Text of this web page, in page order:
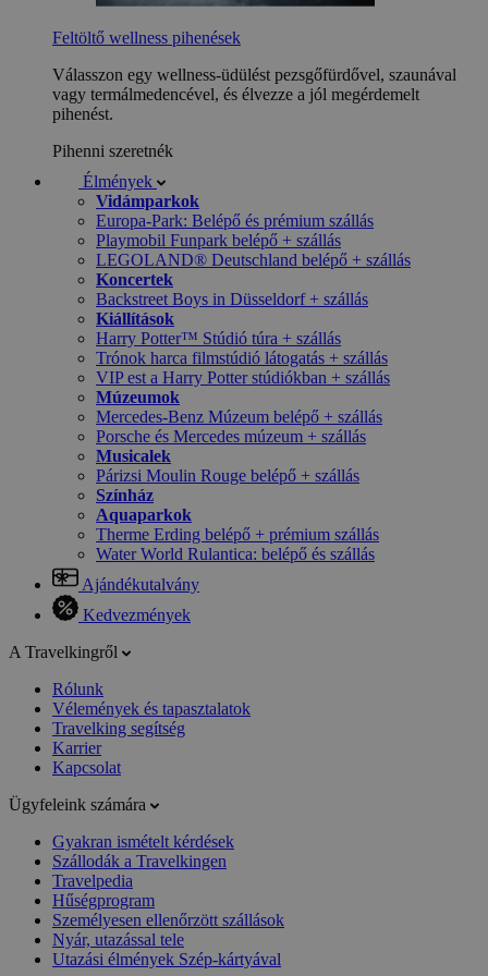
Feltöltő wellness pihenések
Válasszon egy wellness-üdülést pezsgőfürdővel, szaunával
vagy termálmedencével, és élvezze a jól megérdemelt
pihenést.
Pihenni szeretnék
Élmények
Vidámparkok
Europa-Park: Belépő és prémium szállás
Playmobil Funpark belépő + szállás
LEGOLAND® Deutschland belépő + szállás
Koncertek
Backstreet Boys in Düsseldorf + szállás
Kiállítások
Harry Potter™ Stúdió túra + szállás
Trónok harca filmstúdió látogatás + szállás
VIP est a Harry Potter stúdiókban + szállás
Múzeumok
Mercedes-Benz Múzeum belépő + szállás
Porsche és Mercedes múzeum + szállás
Musicalek
Párizsi Moulin Rouge belépő + szállás
Színház
Aquaparkok
Therme Erding belépő + prémium szállás
Water World Rulantica: belépő és szállás
Ajándékutalvány
Kedvezmények
A Travelkingről
Rólunk
Vélemények és tapasztalatok
Travelking segítség
Karrier
Kapcsolat
Ügyfeleink számára
Gyakran ismételt kérdések
Szállodák a Travelkingen
Travelpedia
Hűségprogram
Személyesen ellenőrzött szállások
Nyár, utazással tele
Utazási élmények Szép-kártyával